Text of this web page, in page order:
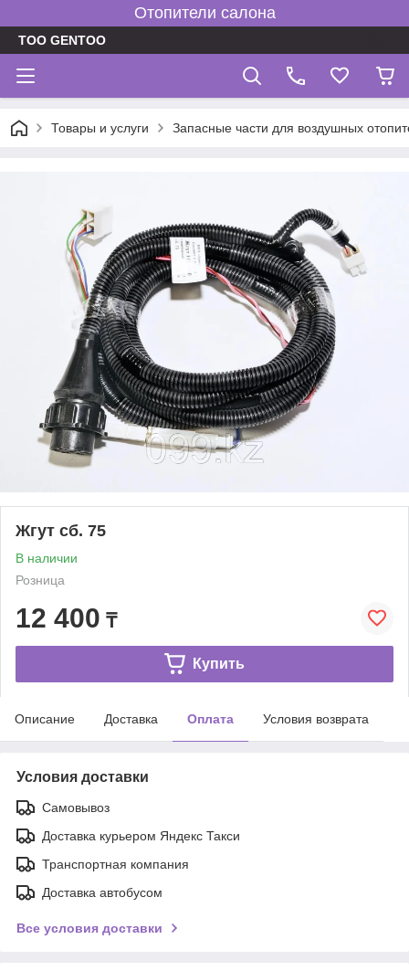
Отопители салона
TOO GENTOO
Товары и услуги Запасные части для воздушных
Жгут сб. 75
В наличии
Розница
12 400 ₸
Купить
Описание Доставка Оплата Условия возврата
Условия доставки
Самовывоз
Доставка курьером Яндекс Такси
Транспортная компания
Доставка автобусом
Все условия доставки